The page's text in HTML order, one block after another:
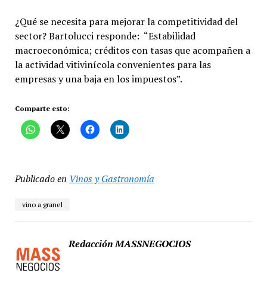
¿Qué se necesita para mejorar la competitividad del
sector? Bartolucci responde: “Estabilidad
macroeconómica; créditos con tasas que acompañen a
la actividad vitivinícola convenientes para las
empresas y una baja en los impuestos”.
Comparte esto:
Publicado en Vinos y Gastronomía
vino a granel
Redacción MASSNEGOCIOS